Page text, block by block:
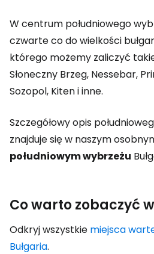
W centrum południowego
czwarte co do wielkości
którego możemy zaliczyć
Słoneczny Brzeg, Nessebar,
Sozopol, Kiten i inne.
Szczegółowy opis
znajduje się w naszym
południowym wybrzeżu
Co warto zobaczyć
Odkryj wszystkie miejsca
Bułgaria.